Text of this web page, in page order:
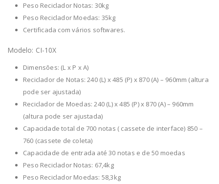
Peso Reciclador Notas: 30kg
Peso Reciclador Moedas: 35kg
Certificada com vários softwares.
Modelo: CI-10X
Dimensões: (L x P x A)
Reciclador de Notas: 240 (L) x 485 (P) x 870 (A) – 960mm (altura
pode ser ajustada)
Reciclador de Moedas: 240 (L) x 485 (P) x 870 (A) – 960mm
(altura pode ser ajustada)
Capacidade total de 700 notas ( cassete de interface) 850 –
760 (cassete de coleta)
Capacidade de entrada até 30 notas e de 50 moedas
Peso Reciclador Notas: 67,4kg
Peso Reciclador Moedas: 58,3kg